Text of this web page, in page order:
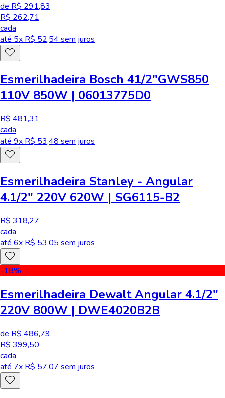
de R$ 291,83
R$ 262,71
cada
até 5x R$ 52,54 sem juros
Esmerilhadeira Bosch 41/2"GWS850
110V 850W | 06013775D0
R$ 481,31
cada
até 9x R$ 53,48 sem juros
Esmerilhadeira Stanley - Angular
4.1/2" 220V 620W | SG6115-B2
R$ 318,27
cada
até 6x R$ 53,05 sem juros
-18%
Esmerilhadeira Dewalt Angular 4.1/2"
220V 800W | DWE4020B2B
de R$ 486,79
R$ 399,50
cada
até 7x R$ 57,07 sem juros